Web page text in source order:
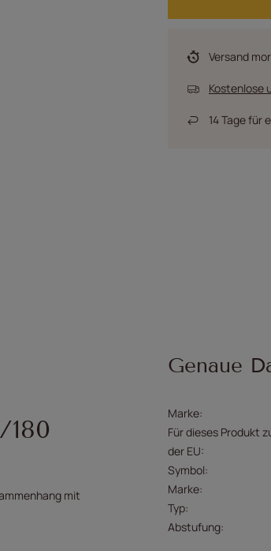
Versand
Kostenlose
14Tage für
mit
Genaue
Marke
Für dieses Produkt
der EU
Symbol
Marke
Typ
Abstufung